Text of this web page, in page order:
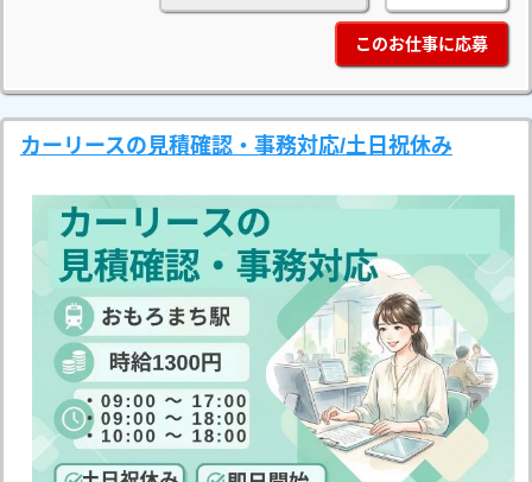
このお仕事に応募
カーリースの見積確認・事務対応/土日祝休み